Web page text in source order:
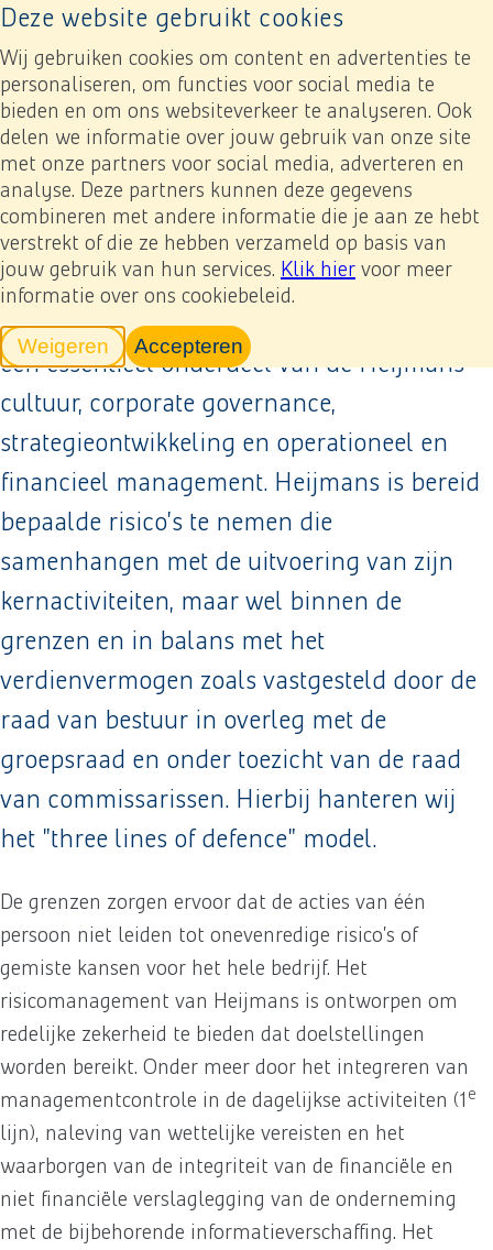
Deze website gebruikt cookies
Wij gebruiken cookies om content en advertenties te
personaliseren, om functies voor social media te
bieden en om ons websiteverkeer te analyseren. Ook
delen we informatie over jouw gebruik van onze site
met onze partners voor social media, adverteren en
analyse. Deze partners kunnen deze gegevens
combineren met andere informatie die je aan ze hebt
verstrekt of die ze hebben verzameld op basis van
jouw gebruik van hun services. Klik hier voor meer
informatie over ons cookiebeleid.
Weigerentracking scripts
Accepterentracking scripts, de pagina zal
Naar home pagina
Jaarverslag 2024 Governance & Risicomanagement Risicomanagement
Risicomanagement
Het nemen van risico’s is inherent aan
ondernemen. Daarom is risicomanagement
een essentieel onderdeel van de Heijmans-
cultuur, corporate governance,
strategieontwikkeling en operationeel en
financieel management. Heijmans is bereid
bepaalde risico’s te nemen die
samenhangen met de uitvoering van zijn
kernactiviteiten, maar wel binnen de
grenzen en in balans met het
verdienvermogen zoals vastgesteld door de
raad van bestuur in overleg met de
groepsraad en onder toezicht van de raad
van commissarissen. Hierbij hanteren wij
het "three lines of defence" model.
De grenzen zorgen ervoor dat de acties van één
persoon niet leiden tot onevenredige risico’s of
gemiste kansen voor het hele bedrijf. Het
risicomanagement van Heijmans is ontworpen om
redelijke zekerheid te bieden dat doelstellingen
worden bereikt. Onder meer door het integreren van
managementcontrole in de dagelijkse activiteiten (1 e
lijn), naleving van wettelijke vereisten en het
waarborgen van de integriteit van de financiële en
niet financiële verslaglegging van de onderneming
met de bijbehorende informatieverschaffing. Het
PreviousNext Toevoegen mijn verslag
Download